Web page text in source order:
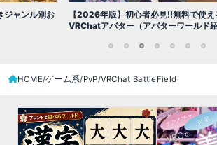
ジャンル別お
【2026年版】初心者必見!!無料で使え
VRChatアバター（アバターワールド紹
HOME ゲーム系 PvP VRChat BattleField